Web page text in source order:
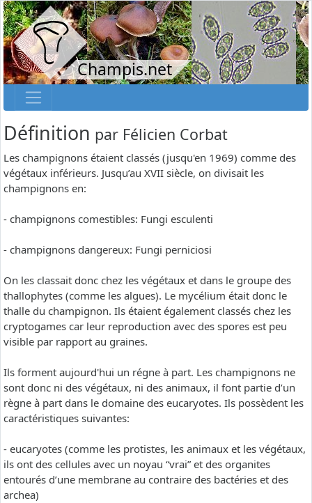
Champis.net
Définition par Félicien Corbat
Les champignons étaient classés (jusqu'en 1969) comme des
végétaux inférieurs. Jusqu’au XVII siècle, on divisait les
champignons en:
- champignons comestibles: Fungi esculenti
- champignons dangereux: Fungi perniciosi
On les classait donc chez les végétaux et dans le groupe des
thallophytes (comme les algues). Le mycélium était donc le
thalle du champignon. Ils étaient également classés chez les
cryptogames car leur reproduction avec des spores est peu
visible par rapport au graines.
Ils forment aujourd'hui un régne à part. Les champignons ne
sont donc ni des végétaux, ni des animaux, il font partie d’un
règne à part dans le domaine des eucaryotes. Ils possèdent les
caractéristiques suivantes:
- eucaryotes (comme les protistes, les animaux et les végétaux,
ils ont des cellules avec un noyau “vrai” et des organites
entourés d’une membrane au contraire des bactéries et des
archea)